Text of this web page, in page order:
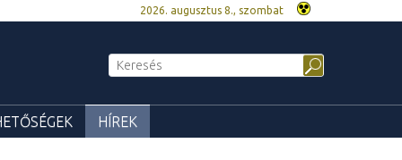
2026. augusztus 8., szombat
HÍREK